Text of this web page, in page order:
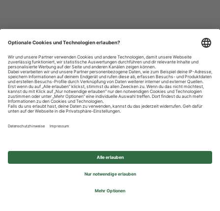
Datenschutzhinweise
Impressum
Privatsphäre-Einstellungen
© 2026 REWE Group - All rights reserved